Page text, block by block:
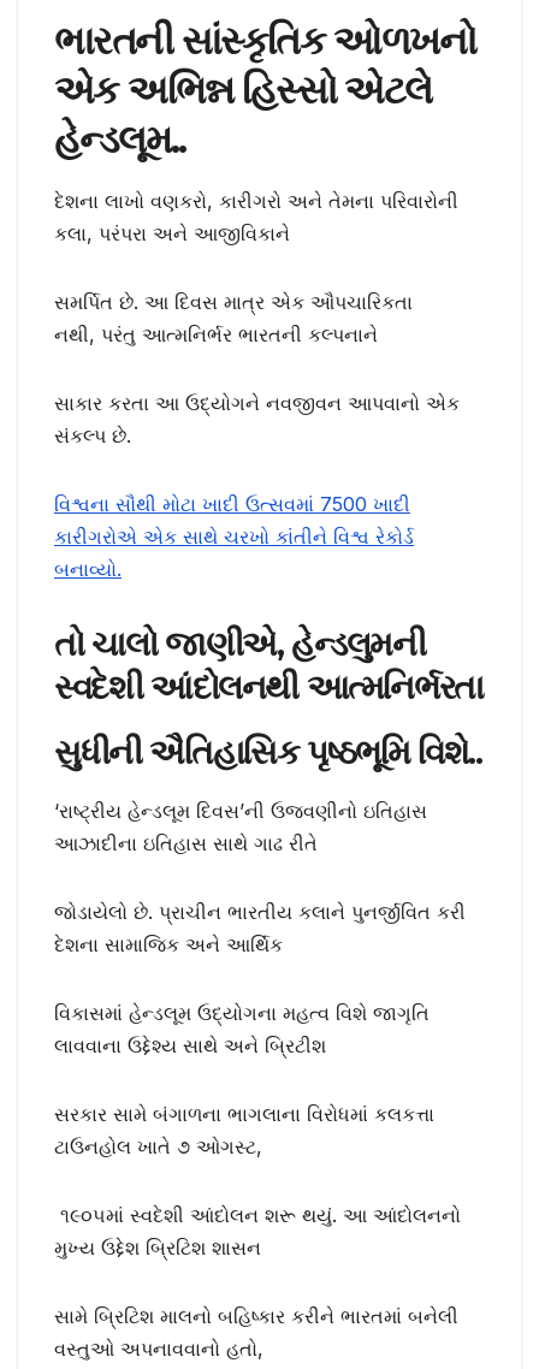
ભારતની સાંસ્કૃતિક ઓળખનો
એક અભિન્ન હિસ્સો એટલે
હેન્ડલૂમ..
દેશના લાખો વણકરો, કારીગરો અને તેમના પરિવારોની
કલા, પરંપરા અને આજીવિકાને
સમર્પિત છે. આ દિવસ માત્ર એક ઔપચારિકતા
નથી, પરંતુ આત્મનિર્ભર ભારતની કલ્પનાને
સાકાર કરતા આ ઉદ્યોગને નવજીવન આપવાનો એક
સંકલ્પ છે.
વિશ્વના સૌથી મોટા ખાદી ઉત્સવમાં 7500 ખાદી
કારીગરોએ એક સાથે ચરખો કાંતીને વિશ્વ રેકોર્ડ
બનાવ્યો.
તો ચાલો જાણીએ, હેન્ડલુમની
સ્વદેશી આંદોલનથી આત્મનિર્ભરતા
સુધીની ઐતિહાસિક પૃષ્ઠભૂમિ વિશે..
‘રાષ્ટ્રીય હેન્ડલૂમ દિવસ’ની ઉજવણીનો ઇતિહાસ
આઝાદીના ઇતિહાસ સાથે ગાઢ રીતે
જોડાયેલો છે. પ્રાચીન ભારતીય કલાને પુનર્જીવિત કરી
દેશના સામાજિક અને આર્થિક
વિકાસમાં હેન્ડલૂમ ઉદ્યોગના મહત્વ વિશે જાગૃતિ
લાવવાના ઉદ્દેશ્ય સાથે અને બ્રિટીશ
સરકાર સામે બંગાળના ભાગલાના વિરોધમાં કલકત્તા
ટાઉનહોલ ખાતે ૭ ઓગસ્ટ,
૧૯૦૫માં સ્વદેશી આંદોલન શરૂ થયું. આ આંદોલનનો
મુખ્ય ઉદ્દેશ બ્રિટિશ શાસન
સામે બ્રિટિશ માલનો બહિષ્કાર કરીને ભારતમાં બનેલી
વસ્તુઓ અપનાવવાનો હતો,